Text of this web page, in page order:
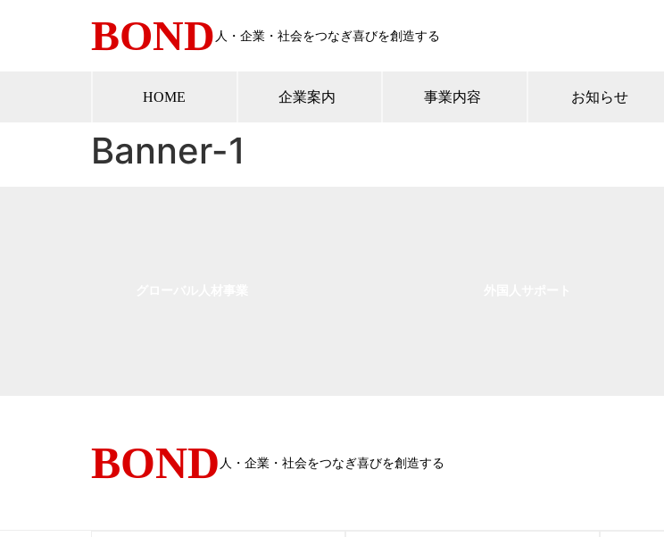
BOND 人・企業・社会をつなぎ喜びを創造する
HOME 企業案内 事業内容 お知らせ
Banner-1
BOND 人・企業・社会をつなぎ喜びを創造する